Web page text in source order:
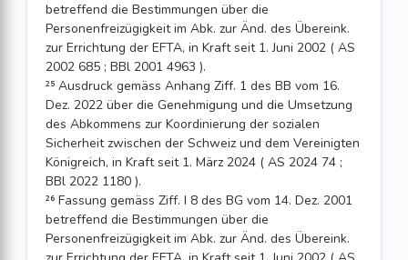
betreffend die Bestimmungen über die
Personenfreizügigkeit im Abk. zur Änd. des Übereink.
zur Errichtung der EFTA, in Kraft seit 1. Juni 2002 ( AS
2002 685 ; BBl 2001 4963 ).
²⁵ Ausdruck gemäss Anhang Ziff. 1 des BB vom 16.
Dez. 2022 über die Genehmigung und die Umsetzung
des Abkommens zur Koordinierung der sozialen
Sicherheit zwischen der Schweiz und dem Vereinigten
Königreich, in Kraft seit 1. März 2024 ( AS 2024 74 ;
BBl 2022 1180 ).
²⁶ Fassung gemäss Ziff. I 8 des BG vom 14. Dez. 2001
betreffend die Bestimmungen über die
Personenfreizügigkeit im Abk. zur Änd. des Übereink.